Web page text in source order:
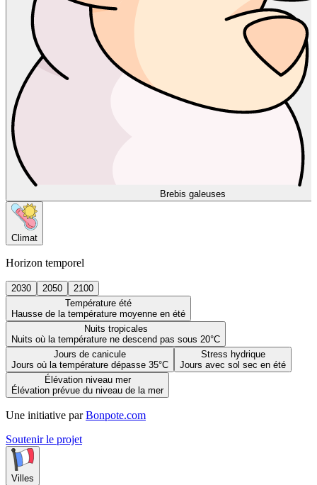
Brebis galeuses
Climat
Horizon temporel
2030 2050
2100
Température été
Hausse de la température moyenne en été
Nuits tropicales
Nuits où la température ne descend pas sous 20°C
Jours de canicule
Jours où la température dépasse 35°C
Stress hydrique
Jours avec sol sec en été
Élévation niveau mer
Élévation prévue du niveau de la mer
Une initiative par Bonpote.com
Soutenir le projet
Villes